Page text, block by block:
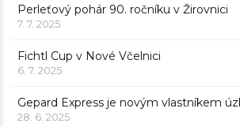
Perleťový pohár 90. ročníku v Žirovnici
7. 7. 2025
Fichtl Cup v Nové Včelnici
6. 7. 2025
Gepard Express je novým vlastníkem
28. 6. 2025